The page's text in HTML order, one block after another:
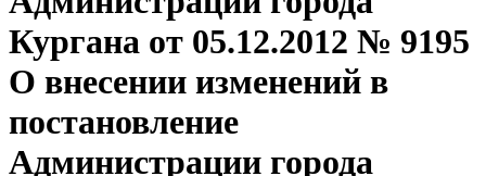
Кургана от 05.12.2012 № 9195
О внесении изменений в
постановление
Администрации города